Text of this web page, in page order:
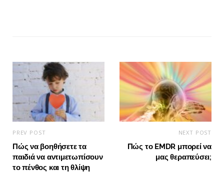
PREV POST
Πώς να βοηθήσετε τα
παιδιά να αντιμετωπίσουν
το πένθος και τη θλίψη
NEXT POST
Πώς το EMDR μπορεί να
μας θεραπεύσει;